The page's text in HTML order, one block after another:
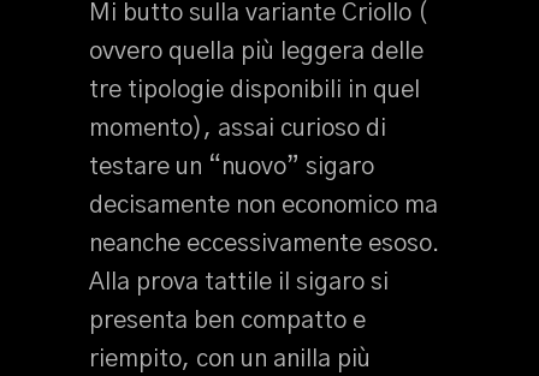
Mi butto sulla variante Criollo (
ovvero quella più leggera delle
tre tipologie disponibili in quel
momento), assai curioso di
testare un “nuovo” sigaro
decisamente non economico ma
neanche eccessivamente esoso.
Alla prova tattile il sigaro si
presenta ben compatto e
riempito, con un anilla più